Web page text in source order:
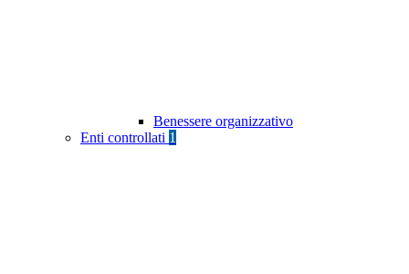
Benessere organizzativo
Enti controllati 1